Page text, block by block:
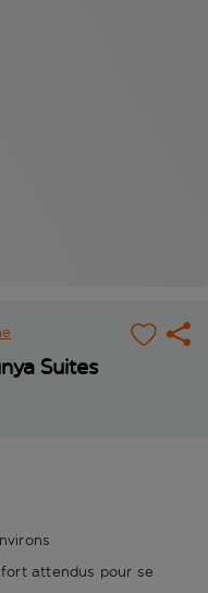
Suites
attendus pour se